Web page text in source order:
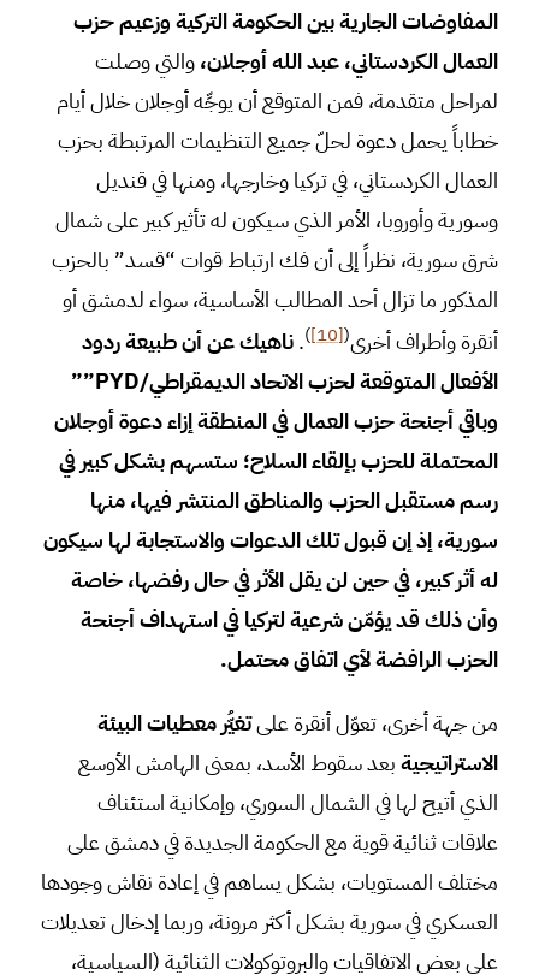
المفاوضات الجارية بين الحكومة التركية وزعيم حزب
العمال الكردستاني، عبد الله أوجلان،والتي وصلت
لمراحل متقدمة، فمن المتوقع أن يوجِّه أوجلان خلال أيام
خطاباً يحمل دعوة لحلّ جميع التنظيمات المرتبطة بحزب
العمال الكردستاني، في تركيا وخارجها، ومنها في قنديل
وسورية وأوروبا، الأمر الذي سيكون له تأثير كبير على شمال
شرق سورية، نظراً إلى أن فك ارتباط قوات “قسد” بالحزب
المذكور ما تزال أحد المطالب الأساسية، سواء لدمشق أو
أنقرة وأطراف أخرى(
[10]
)
.ناهيك عن أن طبيعة ردود
الأفعال المتوقعة لحزب الاتحاد الديمقراطي/PYD”
”
وباقي أجنحة حزب العمال في المنطقة إزاء دعوة أوجلان
المحتملة للحزب بإلقاء السلاح؛ ستسهم بشكل كبير في
رسم مستقبل الحزب والمناطق المنتشر فيها، منها
سورية، إذ إن قبول تلك الدعوات والاستجابة لها سيكون
له أثر كبير، في حين لن يقل الأثر في حال رفضها، خاصة
وأن ذلك قد يؤمّن شرعية لتركيا في استهداف أجنحة
الحزب الرافضة لأي اتفاق محتمل.
من جهة أخرى، تعوّل أنقرة علىتغيُّر معطيات البيئة
الاستراتيجيةبعد سقوط الأسد، بمعنى الهامش الأوسع
الذي أتيح لها في الشمال السوري، وإمكانية استئناف
علاقات ثنائية قوية مع الحكومة الجديدة في دمشق على
مختلف المستويات، بشكل يساهم في إعادة نقاش وجودها
العسكري في سورية بشكل أكثر مرونة، وربما إدخال تعديلات
على بعض الاتفاقيات والبروتوكولات الثنائية (السياسية،